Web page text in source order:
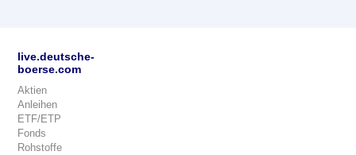
live.deutsche-
boerse.com
Aktien
Anleihen
ETF/ETP
Fonds
Rohstoffe